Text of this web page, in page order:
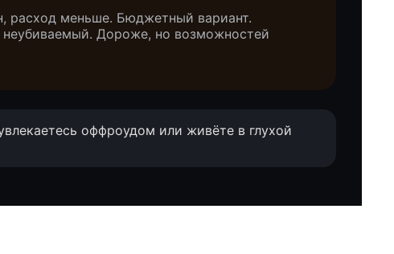
расход меньше. Бюджетный вариант.
неубиваемый. Дороже, но возможностей
оффроудом или живёте в глухой